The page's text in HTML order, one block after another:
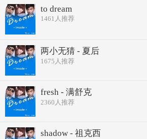
to dream
1461 人推荐
两小无猜 - 夏后
1675 人推荐
fresh - 满舒克
2360 人推荐
shadow - 祖克西